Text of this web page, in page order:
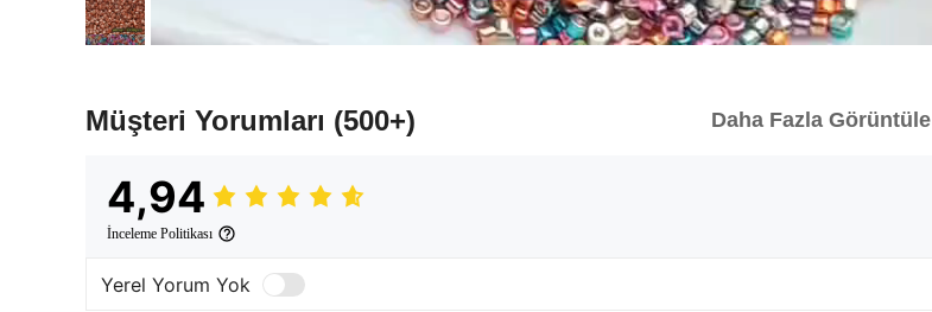
Müşteri Yorumları (500+) Daha Fazla Görüntüle
4,94
İnceleme Politikası
Yerel Yorum Yok